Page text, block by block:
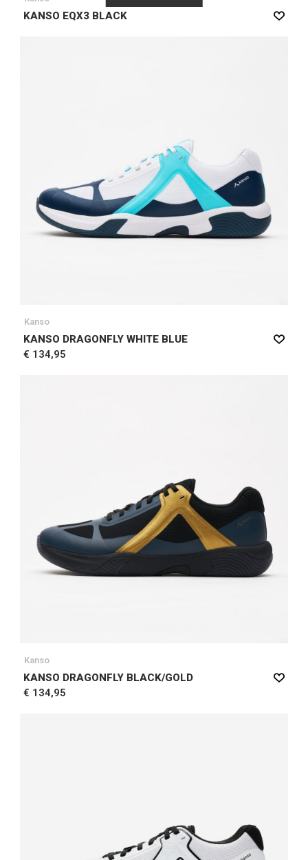
KANSO EQX3 BLACK
Kanso
KANSO DRAGONFLY WHITE BLUE
€ 134,95
Kanso
KANSO DRAGONFLY BLACK/GOLD
€ 134,95